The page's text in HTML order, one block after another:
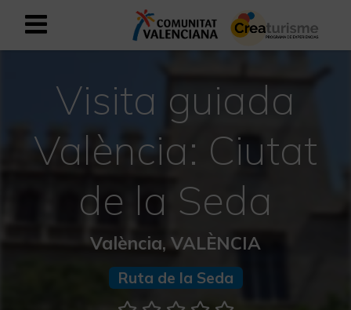
Valencià
Mediterrani Actiu i Esportiu
Mediterrani Cultural
Mediterrani Rural i Natural
Experiències a la tardor
Visita guiada
València: Ciutat
de la Seda
València, VALÈNCIA
Ruta de la Seda